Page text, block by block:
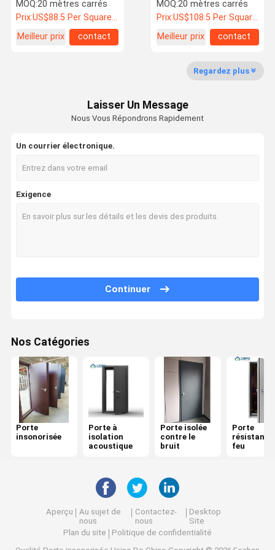
Contrôle De
Nous
Les Affaires
Porte insonorisée
Porte à isolation acoustique
Porte isolée contre le bruit
Porte résistante au feu
Partition murale opérationnelle
diviseur de pièce accrochant
Une cabine téléphonique insonorisée
Module de réunion de bureau
Compositeur de bureau
Parement en verre de bureau
diviseurs de pièce
MOQ:20 mètres carrés
Prix:US$108.5 Per Square Meter
Meilleur prix
contact
MOQ:20 mètres carrés
Prix:US$88.5 Per Square Meter
Meilleur prix
contact
Regardez plus
Laisser Un Message
Nous Vous Répondrons Rapidement
Un courrier électronique.
Exigence
Continuer
Nos Catégories
Porte
insonorisée
Porte à
isolation
acoustique
Porte isolée
contre le
bruit
Porte
résistante
feu
Aperçu
Au sujet de
nous
Contactez-
nous
Desktop
Site
Plan du site
Politique de confidentialité